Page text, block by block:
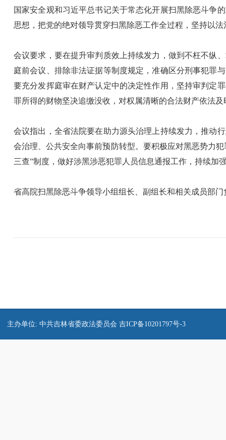
国家安全观和习近平总书记关于常态化开展扫黑除恶斗争
思想，把党的绝对领导贯穿扫黑除恶工作全过程，坚持以
会议要求，要在提升审判质效上持续发力，做到不枉不纵
庭前会议、排除非法证据等制度规定，准确区分刑事犯罪
要充分发挥庭审在财产认定中的决定性作用，坚持审判定
罪所得的财物坚决追缴没收，对权属清晰的合法财产依法及
会议指出，全省法院要在助力源头治理上持续发力，推动
会治理、公共安全向事前预防转型。要积极应对黑恶势力
三查”制度，做好涉黑涉恶犯罪人员信息通报工作，持续
省高院扫黑除恶斗争领导小组组长、副组长和相关成员部
主办单位: 中共吉林省委政法委员会 吉ICP备10201797号-3